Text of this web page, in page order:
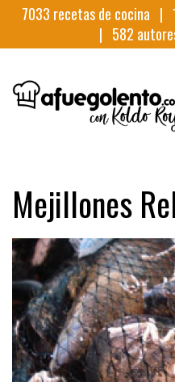
7033 recetas de cocina |
| 582
Mejillones